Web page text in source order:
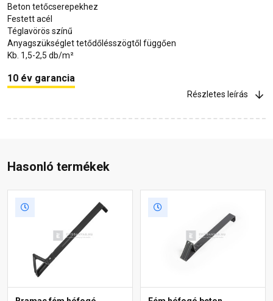
Beton tetőcserepekhez
Festett acél
Téglavörös színű
Anyagszükséglet tetődőlésszögtől függően
Kb. 1,5-2,5 db/m²
10 év garancia
Részletes leírás
Hasonló termékek